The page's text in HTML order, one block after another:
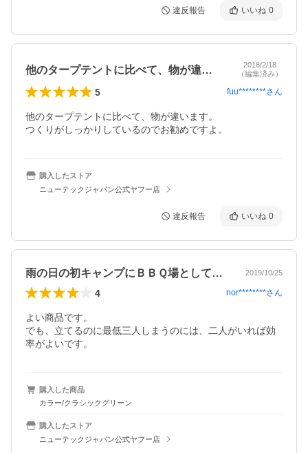
違反報告 いいね 0
他のタープテントに比べて、物が違います…
2018/2/18
（編集済み）
5 fuu********さん
他のタープテントに比べて、物が違います。
つくりがしっかりしているのでお勧めですよ。
購入したストア
ニューテックジャパン公式ヤフー店
違反報告 いいね 0
雨の日の初キャンプにＢＢＱ場として大活躍 2019/10/25
4 nor********さん
よい商品です。
でも、立てるのに最低三人しまうのには、二人がいれば効
率がよいです。
購入した商品
カラー/クラシックグリーン
購入したストア
ニューテックジャパン公式ヤフー店